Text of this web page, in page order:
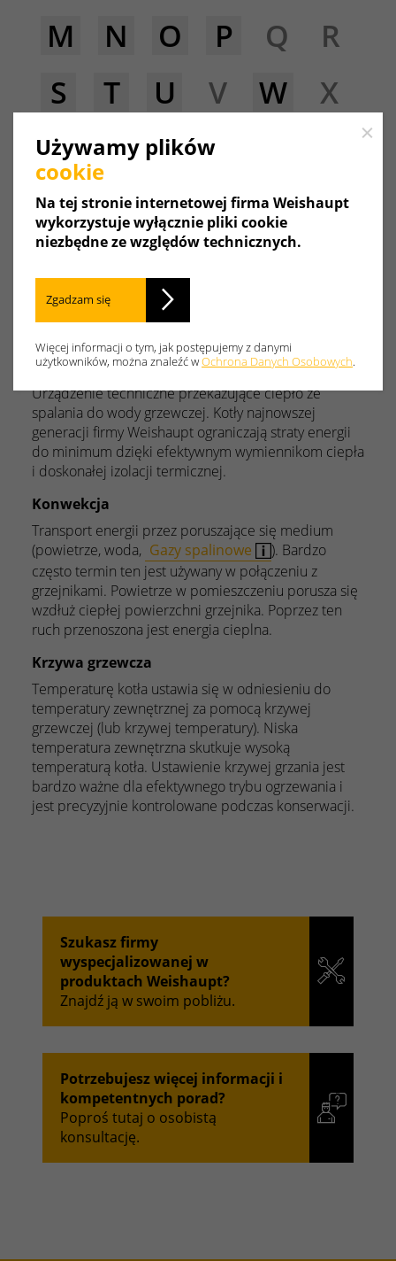
M
N O P Q
R
S
T U V W
X
Y
Z
Kocioł
Urządzenie techniczne przekazujące ciepło ze
spalania do wody grzewczej. Kotły najnowszej
generacji firmy Weishaupt ograniczają straty energii
do minimum dzięki efektywnym wymiennikom ciepła
Kocioł grzewczy
Urządzenie techniczne przekazujące ciepło ze
spalania do wody grzewczej. Kotły najnowszej
generacji firmy Weishaupt ograniczają straty energii
do minimum dzięki efektywnym wymiennikom ciepła
i doskonałej izolacji termicznej.
Konwekcja
Transport energii przez poruszające się medium
(powietrze, woda, Gazy spalinowe
). Bardzo
często termin ten jest używany w połączeniu z
grzejnikami. Powietrze w pomieszczeniu porusza się
wzdłuż ciepłej powierzchni grzejnika. Poprzez ten
ruch przenoszona jest energia cieplna.
Krzywa grzewcza
Temperaturę kotła ustawia się w odniesieniu do
temperatury zewnętrznej za pomocą krzywej
grzewczej (lub krzywej temperatury). Niska
temperatura zewnętrzna skutkuje wysoką
temperaturą kotła. Ustawienie krzywej grzania jest
bardzo ważne dla efektywnego trybu ogrzewania i
jest precyzyjnie kontrolowane podczas konserwacji.
Szukasz firmy
wyspecjalizowanej w
produktach Weishaupt?
Znajdź ją w swoim pobliżu.
Potrzebujesz więcej informacji i
kompetentnych porad?
Poproś tutaj o osobistą
konsultację.
Close
Używamy plików
cookie
Na tej stronie internetowej firma Weishaupt
wykorzystuje wyłącznie pliki cookie
niezbędne ze względów technicznych.
Zgadzam się
Więcej informacji o tym, jak postępujemy z danymi
użytkowników, można znaleźć wOchrona Danych Osobowych.